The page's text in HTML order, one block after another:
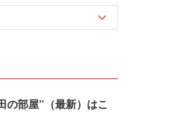
部屋”（最新）はこ